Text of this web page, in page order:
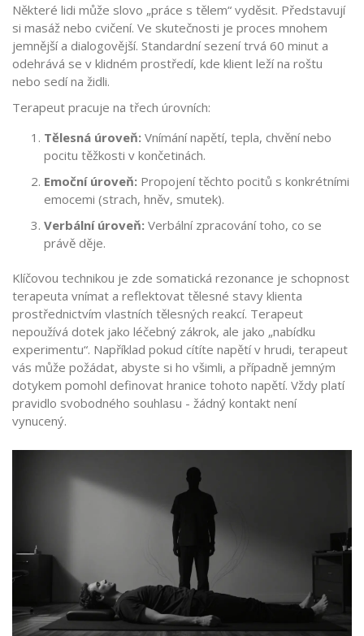
Některé lidi může slovo „práce s tělem“ vyděsit. Představují
si masáž nebo cvičení. Ve skutečnosti je proces mnohem
jemnější a dialogovější. Standardní sezení trvá 60 minut a
odehrává se v klidném prostředí, kde klient leží na roštu
nebo sedí na židli.
Terapeut pracuje na třech úrovních:
Tělesná úroveň: Vnímání napětí, tepla, chvění nebo
pocitu těžkosti v končetinách.
Emoční úroveň: Propojení těchto pocitů s konkrétními
emocemi (strach, hněv, smutek).
Verbální úroveň: Verbální zpracování toho, co se
právě děje.
Klíčovou technikou je zde somatická rezonance je schopnost
terapeuta vnímat a reflektovat tělesné stavy klienta
prostřednictvím vlastních tělesných reakcí. Terapeut
nepoužívá dotek jako léčebný zákrok, ale jako „nabídku
experimentu“. Například pokud cítíte napětí v hrudi, terapeut
vás může požádat, abyste si ho všimli, a případně jemným
dotykem pomohl definovat hranice tohoto napětí. Vždy platí
pravidlo svobodného souhlasu - žádný kontakt není
vynucený.